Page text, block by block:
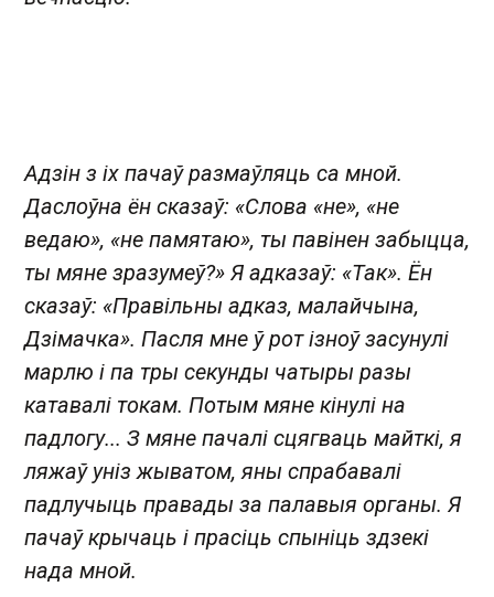
Адзін з іх пачаў размаўляць са мной.
Даслоўна ён сказаў: «Слова «не», «не
ведаю», «не памятаю», ты павінен забыцца,
ты мяне зразумеў?» Я адказаў: «Так». Ён
сказаў: «Правільны адказ, малайчына,
Дзімачка». Пасля мне ў рот ізноў засунулі
марлю і па тры секунды чатыры разы
катавалі токам. Потым мяне кінулі на
падлогу... З мяне пачалі сцягваць майткі, я
ляжаў уніз жыватом, яны спрабавалі
падлучыць правады за палавыя органы. Я
пачаў крычаць і прасіць спыніць здзекі
нада мной.